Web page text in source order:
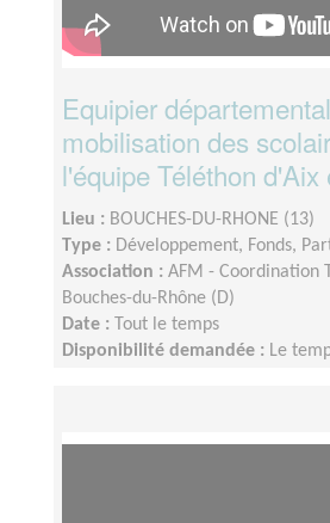
Equipier
mobilisation des
l'équipe Téléthon
Lieu : BOUCHES-DU-RHONE (13)
Type : Développement, Fonds,
Association : AFM - Coordination
Bouches-du-Rhône (D)
Date :
Tout le temps
Disponibilité demandée : Le
sollicitation est plus importante